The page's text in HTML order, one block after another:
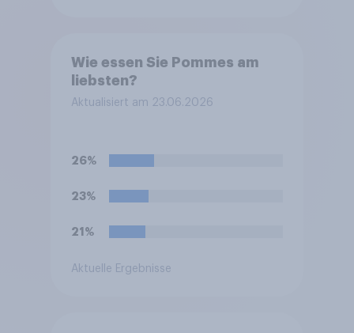
Wie essen Sie Pommes am
liebsten?
Aktualisiert am 23.06.2026
26%
23%
21%
Aktuelle Ergebnisse